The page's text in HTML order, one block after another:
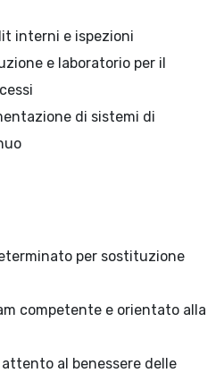
interni e ispezioni
e laboratorio per il
di sistemi di
per sostituzione
competente e orientato alla
al benessere delle